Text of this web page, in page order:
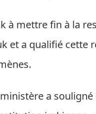
à mettre fin à la
et a qualifié cette
a